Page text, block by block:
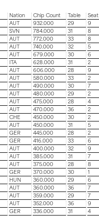
Nation Chip Count Table
Seat
AUT 932.000 29
9
SVN 784.000 31
8
AUT 772.000 33
8
AUT 740.000 32
5
AUT 679.000 30
6
ITA 628.000 31
2
AUT 606.000 28
9
AUT 580.000 33
2
AUT 490.000 30
7
AUT 480.000 29
2
AUT 475.000 28
4
AUT 470.000 36
2
CHE 450.000 30
2
AUT 450.000 31
5
GER 445.000 28
2
GER 416.000 33
6
AUT 400.000 32
9
AUT 385.000 31
7
AUT 375.000 28
8
GER 370.000 30
1
HUN 360.000 29
6
AUT 360.000 36
7
AUT 359.000 29
7
AUT 352.000 36
9
GER 336.000 31
4